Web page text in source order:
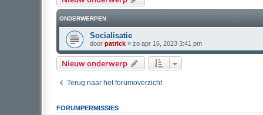
ONDERWERPEN
Socialisatie
door patrick » zo apr 16, 2023 3:41 pm
Nieuw onderwerp
Terug naar het forumoverzicht
FORUMPERMISSIES